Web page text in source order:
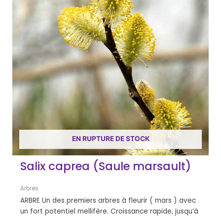
EN RUPTURE DE STOCK
Salix caprea (Saule marsault)
Arbres
ARBRE Un des premiers arbres à fleurir ( mars ) avec
un fort potentiel mellifère. Croissance rapide, jusqu’à